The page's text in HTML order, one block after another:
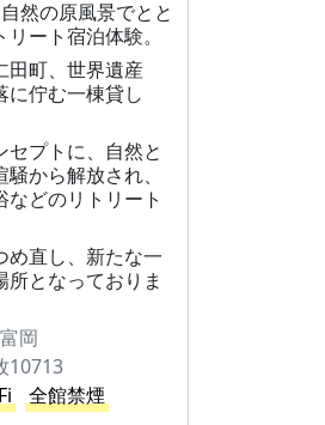
然の原風景でとと
ート宿泊体験。
田町、世界遺産
に佇む一棟貸し
プトに、自然と
から解放され、
どのリトリート
め直し、新たな一
となっておりま
岡
10713
全館禁煙